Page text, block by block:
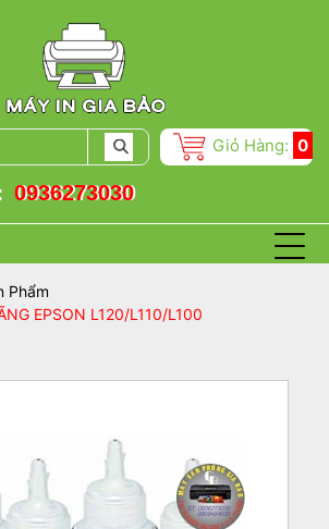
Giỏ Hàng: 0
0936273030
Phẩm
EPSON L120/L110/L100